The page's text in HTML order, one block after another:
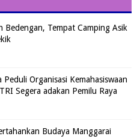
Bedengan, Tempat Camping Asik
Peduli Organisasi Kemahasiswaan
Segera adakan Pemilu Raya
Budaya Manggarai